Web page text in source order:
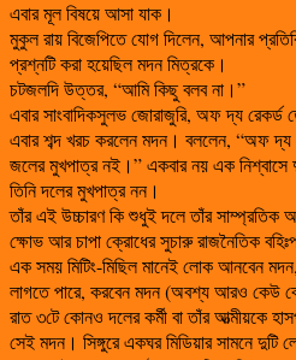
এবার মূল বিষয়ে আসা যাক।
মুকুল রায় বিজেপিতে যোগ দিলেন, আপনার
প্রশ্নটি করা হয়েছিল মদন মিত্রকে।
চটজলদি উত্তর, “আমি কিছু বলব না।”
এবার সাংবাদিকসুলভ জোরাজুরি, অফ দ্য রেকর্ড
এবার শব্দ খরচ করলেন মদন। বললেন, “অফ
জলের মুখপাত্র নই।” একবার নয় এক নিশ্বাসে
তিনি দলের মুখপাত্র নন।
তাঁর এই উচ্চারণ কি শুধুই দলে তাঁর সাম্প্রতিক
ক্ষোভ আর চাপা ক্রোধের সুচারু রাজনৈতিক
এক সময় মিটিং-মিছিল মানেই লোক আনবেন
লাগতে পারে, করবেন মদন (অবশ্য আরও কেউ
রাত ৩টে কোনও দলের কর্মী বা তাঁর আত্মীয়কে
সেই মদন। সিঙ্গুরে একঘর মিডিয়ার সামনে